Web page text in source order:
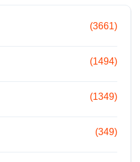
(3661)
(1494)
(1349)
(349)